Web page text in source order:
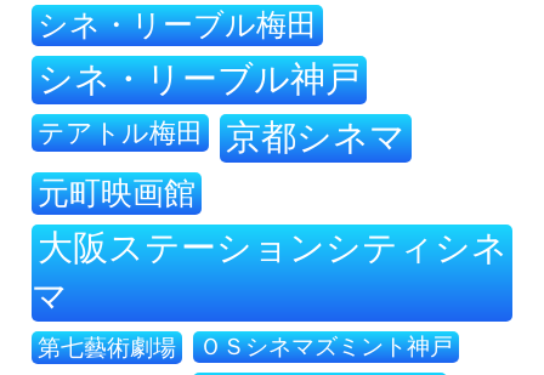
シネ・リーブル梅田
シネ・リーブル神戸
テアトル梅田 京都シネマ
元町映画館
大阪ステーションシティシネ
マ
第七藝術劇場 ＯＳシネマズミント神戸